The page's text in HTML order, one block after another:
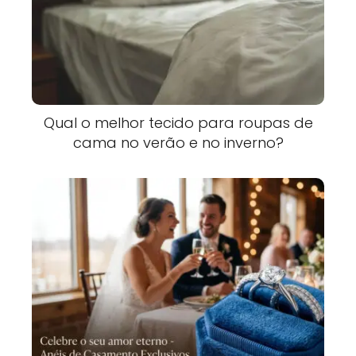
Qual o melhor tecido para roupas de
cama no verão e no inverno?